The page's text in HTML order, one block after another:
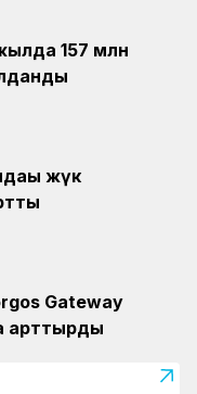
157 млн
жүк
Gateway
арттырды